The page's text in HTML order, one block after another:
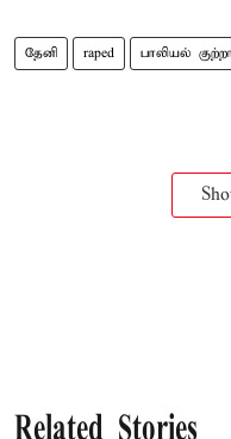
தேனி raped பாலியல்
Related Stories